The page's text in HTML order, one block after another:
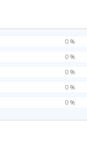
0 %
0 %
0 %
0 %
0 %